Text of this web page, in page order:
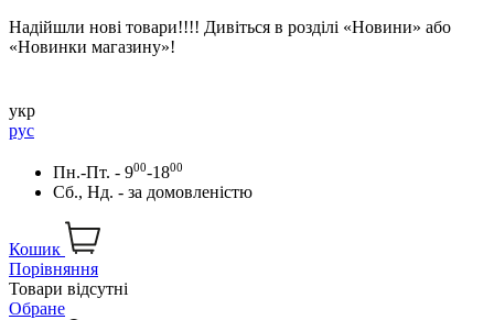
Надійшли нові товари!!!! Дивіться в розділі «Новини» або
«Новинки магазину»!
укр
рус
Пн.-Пт. - 900-1800
Сб., Нд. - за домовленістю
Кошик
Порівняння
Товари відсутні
Обране